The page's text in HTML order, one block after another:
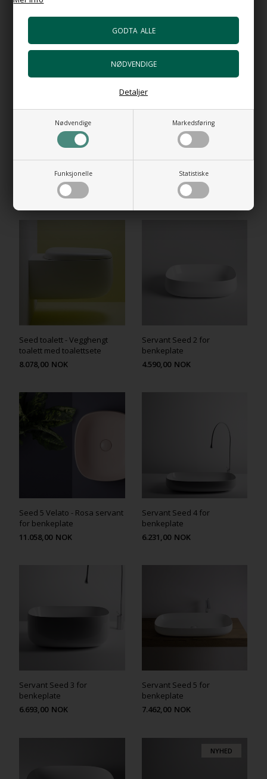
Nødvendige Markedsføring
Funksjonelle Statistiske
Detaljer
Gå til varen
Bunnventil Push i forkrommet messing
HI-TECH Vannlås
+1.106,00 NOK
Gå til varen
RELATEREDE PRODUKTER
Seed toalett - Vegghengt
toalett med toalettsete
8.078,00 NOK
Servant Seed 2 for
benkeplate
4.590,00 NOK
Seed 5 Velato - Rosa servant
for benkeplate
11.058,00 NOK
Servant Seed 4 for
benkeplate
6.231,00 NOK
Servant Seed 3 for
benkeplate
6.693,00 NOK
Servant Seed 5 for
benkeplate
7.462,00 NOK
NYHED